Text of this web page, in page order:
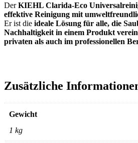
DerKIEHL Clarida-Eco
effektive Reinigung mit
Er ist die ideale Lösung für alle, die
Nachhaltigkeit in einem Produkt
privaten als auch im professionellen
Zusätzliche
Gewicht
1 kg